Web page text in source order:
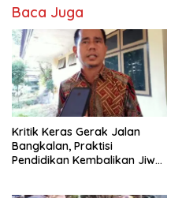
Baca Juga
Kritik Keras Gerak Jalan
Bangkalan, Praktisi
Pendidikan Kembalikan Jiwa